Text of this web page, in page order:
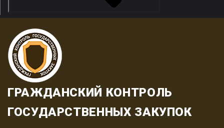
ГРАЖДАНСКИЙ КОНТРОЛЬ
ГОСУДАРСТВЕННЫХ ЗАКУПОК